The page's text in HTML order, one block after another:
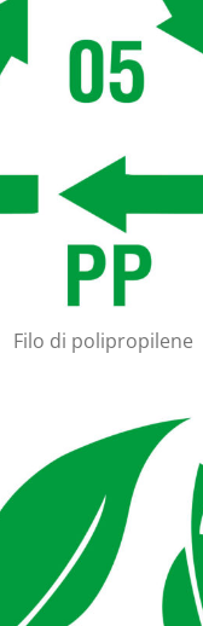
Filo di polipropilene